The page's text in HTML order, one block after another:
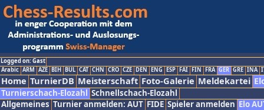
Logged on: Gast
Arabic ARM AZE BIH BUL CAT CHN CRO CZE DEN ENG ESP FAI FIN FRA GER GRE INA
Home TurnierDB Meisterschaft Foto-Galerie Meldekartei
Turnierschach-Elozahl Schnellschach-Elozahl
Allgemeines Turnier anmelden: AUT FIDE Spieler anmelden Elo